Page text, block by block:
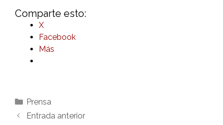
Comparte esto:
X
Facebook
Más
Categorías
Prensa
Entrada anterior